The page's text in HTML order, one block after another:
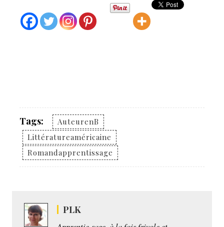
Tags:
AuteurenB
Littératureaméricaine
Romandapprentissage
PLK